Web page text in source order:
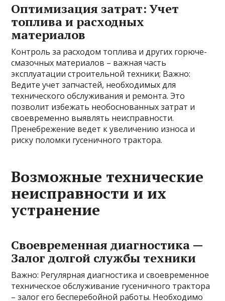
Оптимизация затрат: Учет
топлива и расходных
материалов
Контроль за расходом топлива и других горюче-
смазочных материалов – важная часть
эксплуатации строительной техники; Важно:
Ведите учет запчастей, необходимых для
технического обслуживания и ремонта. Это
позволит избежать необоснованных затрат и
своевременно выявлять неисправности.
Пренебрежение ведет к увеличению износа и
риску поломки гусеничного трактора.
Возможные технические
неисправности и их
устранение
Своевременная диагностика —
Залог долгой службы техники
Важно: Регулярная диагностика и своевременное
техническое обслуживание гусеничного трактора
– залог его бесперебойной работы. Необходимо